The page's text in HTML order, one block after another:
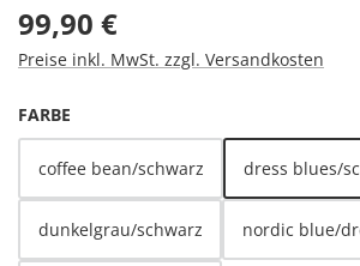
Regulärer Preis:
99,90 €
Preise inkl. MwSt. zzgl. Versandkosten
FARBE
coffee bean/schwarz dress blues/
dunkelgrau/schwarz nordic blue/